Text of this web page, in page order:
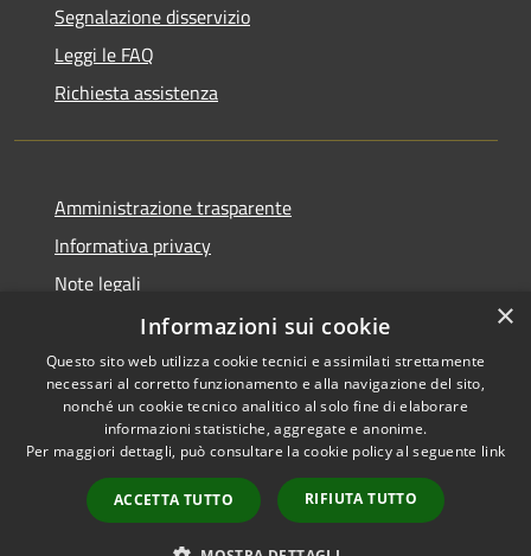
Segnalazione disservizio
Leggi le FAQ
Richiesta assistenza
Amministrazione trasparente
Informativa privacy
Note legali
Dichiarazione di accessibilità
RSS
Accessibilità
Copyright © 2026 • Comune di
Borghetto di Vara • Powered
byMunicipium
Accesso
redazione
×
Informazioni sui cookie
Questo sito web utilizza cookie tecnici e assimilati strettamente
necessari al corretto funzionamento e alla navigazione del sito,
nonché un cookie tecnico analitico al solo fine di elaborare
informazioni statistiche, aggregate e anonime.
Per maggiori dettagli, può consultare la cookie policy al seguente link
ACCETTA TUTTO RIFIUTA TUTTO